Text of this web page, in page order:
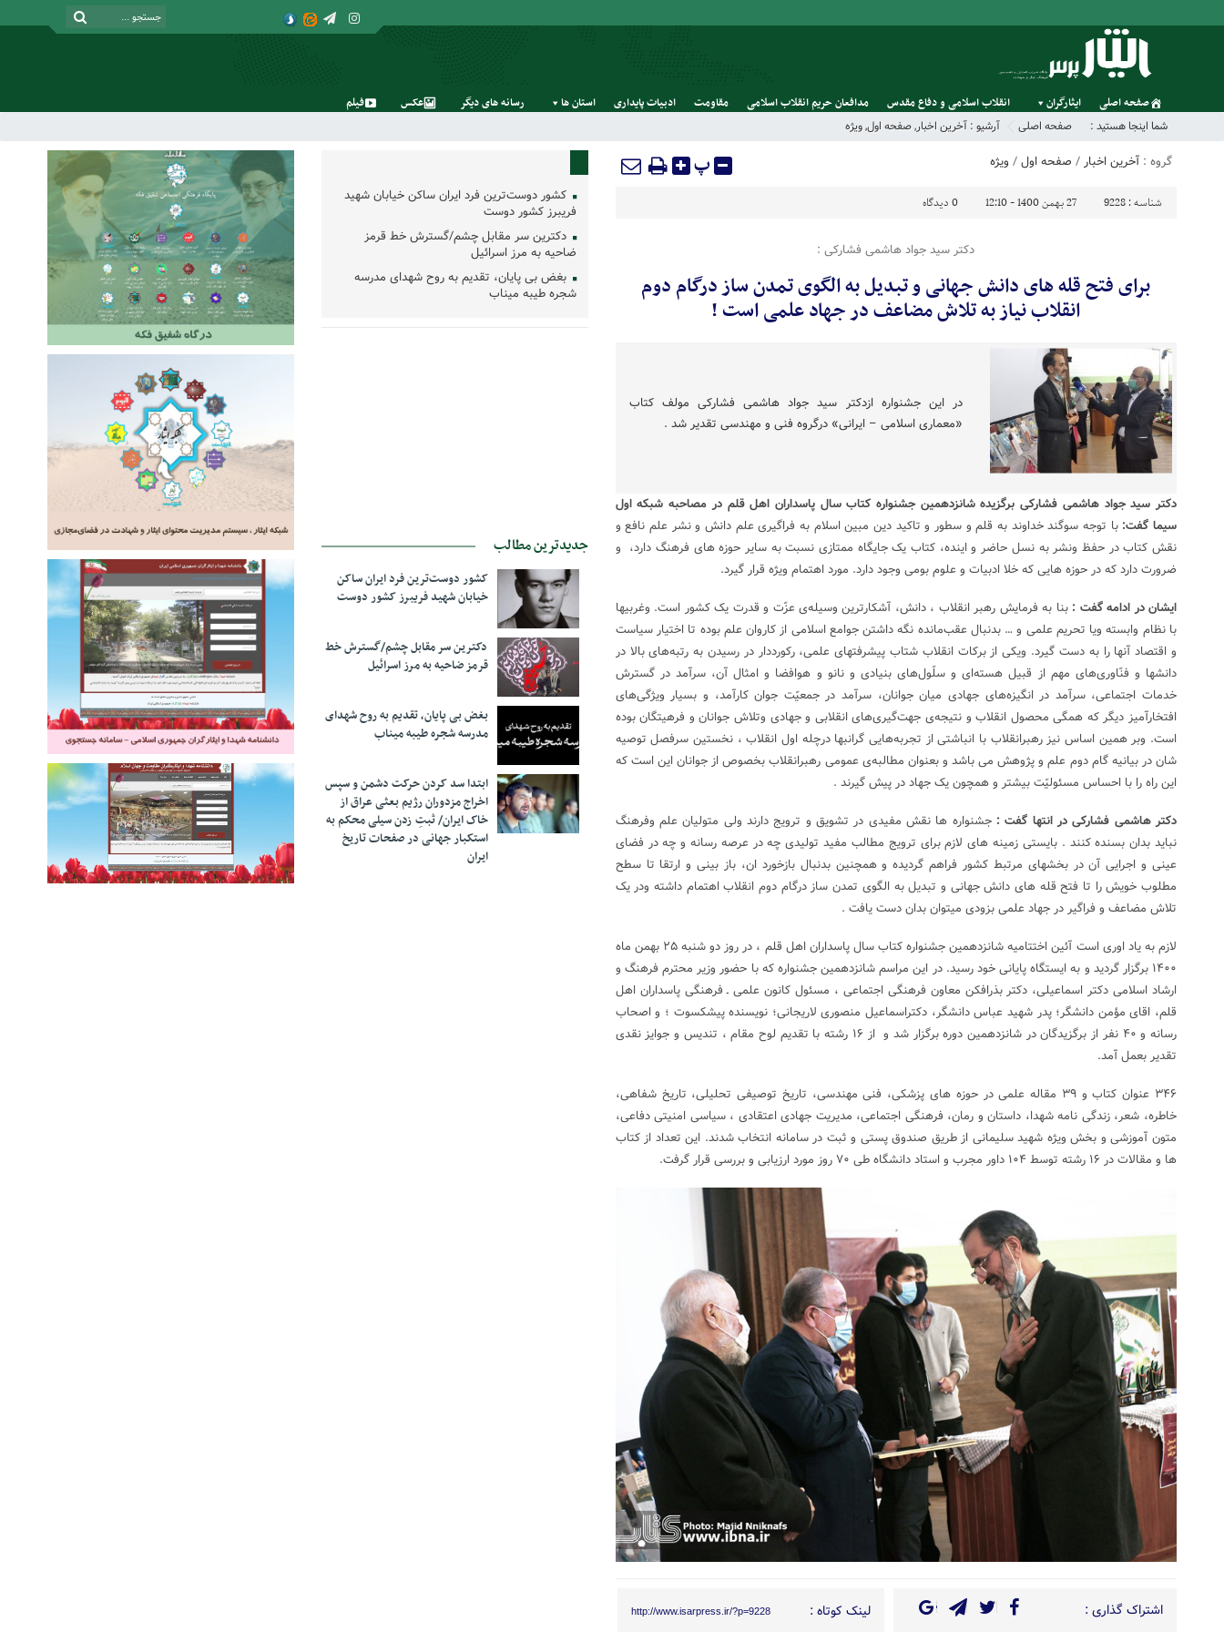
صفحه اصلی ایثارگران انقلاب اسلامی و دفاع مقدس مدافعان حریم انقلاب اسلامی مقاومت ادبیات پایداری استان‌ ها رسانه‌ های‌ دیگر عکس فیلم
شما اینجا هستید : صفحه اصلی آرشیو : آخرین اخبار,صفحه اول,ویژه
گروه : آخرین اخبار / صفحه اول/ ویژه پ
شناسه : 9228 27 بهمن 1400 - 12:10 0 دیدگاه
دکتر سید جواد هاشمی فشارکی :
برای فتح قله های دانش جهانی و تبدیل به الگوی تمدن ساز درگام دوم
انقلاب نیاز به تلاش مضاعف در جهاد علمی است !
در این جشنواره ازدکتر سید جواد هاشمی فشارکی مولف کتاب
«معماری اسلامی – ایرانی» درگروه فنی و مهندسی تقدیر شد .
دکتر سید جواد هاشمی فشارکی برگزیده شانزدهمین جشنواره کتاب سال پاسداران اهل قلم در مصاحبه شبکه اول
سیما گفت:با توجه سوگند خداوند به قلم و سطور و تاکید دین مبین اسلام به فراگیری علم دانش و نشر علم نافع و
نقش کتاب در حفظ ونشر به نسل حاضر و اینده، کتاب یک جایگاه ممتازی نسبت به سایر حوزه های فرهنگ دارد، و
ضرورت دارد که در حوزه هایی که خلا ادبیات و علوم بومی وجود دارد. مورد اهتمام ویژه قرار گیرد.
ایشان در ادامه گفت : بنا به فرمایش رهبر انقلاب ، دانش،‌ آشکارترین وسیله‌ی عزّت و قدرت یک کشور است. وغربیها
با نظام وابسته ویا تحریم علمی و … بدنبال عقب‌مانده نگه داشتن جوامع اسلامی از کاروان علم بوده تا اختیار سیاست
و اقتصاد آنها را به دست گیرد. ویکی از برکات انقلاب شتاب پیشرفتهای علمی، رکورددار در رسیدن به رتبه‌های بالا در
دانشها و فنّاوری‌های مهم از قبیل هسته‌ای و سلّول‌های بنیادی و نانو و هوافضا و امثال آن، سرآمد در گسترش
خدمات اجتماعی، سرآمد در انگیزه‌های جهادی میان جوانان، سرآمد در جمعیّت جوان کارآمد، و بسیار ویژگی‌های
افتخارآمیز دیگر که همگی محصول انقلاب و نتیجه‌ی جهت‌گیری‌های انقلابی و جهادی وتلاش جوانان و فرهیتگان بوده
است. وبر همین اساس نیز رهبرانقلاب با انباشتی از تجربه‌هایی گرانبها درچله اول انقلاب ، نخستین سرفصل توصیه
شان در بیانیه گام دوم علم و پژوهش می باشد و بعنوان مطالبه‌ی عمومی رهبرانقلاب بخصوص از جوانان این است که
این راه را با احساس مسئولیّت بیشتر و همچون یک جهاد در پیش گیرند .
دکتر هاشمی فشارکی در انتها گفت : جشنواره ها نقش مفیدی در تشویق و ترویج دارند ولی متولیان علم وفرهنگ
نباید بدان بسنده کنند . بایستی زمینه های لازم برای ترویج مطالب مفید تولیدی چه در عرصه رسانه و چه در فضای
عینی و اجرایی آن در بخشهای مرتبط کشور فراهم گردیده و همچنین بدنبال بازخورد ان، باز بینی و ارتقا تا سطح
مطلوب خویش را تا فتح قله های دانش جهانی و تبدیل به الگوی تمدن ساز درگام دوم انقلاب اهتمام داشته ودر یک
تلاش مضاعف و فراگیر در جهاد علمی بزودی میتوان بدان دست یافت .
لازم به یاد اوری است آئین اختتامیه شانزدهمین جشنواره کتاب سال پاسداران اهل قلم ، در روز دو شنبه ۲۵ بهمن ماه
۱۴۰۰ برگزار گردید و به ایستگاه پایانی خود رسید. در این مراسم شانزدهمین جشنواره که با حضور وزیر محترم فرهنگ و
ارشاد اسلامی دکتر اسماعیلی، دکتر بذرافکن معاون فرهنگی اجتماعی ، مسئول کانون علمی ـ فرهنگی پاسداران اهل
قلم، اقای مؤمن دانشگر؛ پدر شهید عباس دانشگر، دکتراسماعیل منصوری لاریجانی؛ نویسنده پیشکسوت ؛ و اصحاب
رسانه و ۴۰ نفر از برگزیدگان در شانزدهمین دوره برگزار شد و از ۱۶ رشته با تقدیم لوح مقام ، تندیس و جوایز نقدی
تقدیر بعمل آمد.
۳۴۶ عنوان کتاب و ۳۹ مقاله علمی در حوزه های پزشکی، فنی مهندسی، تاریخ توصیفی تحلیلی، تاریخ شفاهی،
خاطره، شعر، زندگی نامه شهدا، داستان و رمان، فرهنگی اجتماعی، مدیریت جهادی اعتقادی ، سیاسی امنیتی دفاعی،
متون آموزشی و بخش ویژه شهید سلیمانی از طریق صندوق پستی و ثبت در سامانه انتخاب شدند. این تعداد از کتاب
ها و مقالات در ۱۶ رشته توسط ۱۰۴ داور مجرب و استاد دانشگاه طی ۷۰ روز مورد ارزیابی و بررسی قرار گرفت.
اشتراک گذاری : لینک کوتاه : http://www.isarpress.ir/?p=9228
کشور دوست‌ترین فرد ایران ساکن خیابان شهید
فریبرز کشور دوست
دکترین سر مقابل چشم/گسترش خط قرمز
ضاحیه به مرز اسرائیل
بغض بی پایان، تقدیم به روح شهدای مدرسه
شجره طیبه میناب
جدیدترین مطالب
کشور دوست‌ترین فرد ایران ساکن
خیابان شهید فریبرز کشور دوست
دکترین سر مقابل چشم/گسترش خط
قرمز ضاحیه به مرز اسرائیل
بغض بی پایان، تقدیم به روح شهدای
مدرسه شجره طیبه میناب
ابتدا سد کردن حرکت دشمن و سپس
اخراج مزدوران رژیم بعثی عراق از
خاک ایران/ ثبتِ زدن سیلی محکم به
استکبار جهانی در صفحات تاریخ
ایران